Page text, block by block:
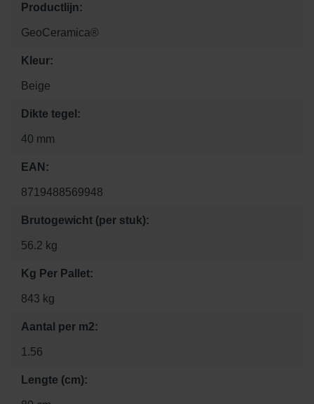
Productlijn:
GeoCeramica®
Kleur:
Beige
Dikte tegel:
40 mm
EAN:
8719488569948
Brutogewicht (per stuk):
56.2 kg
Kg Per Pallet:
843 kg
Aantal per m2:
1.56
Lengte (cm):